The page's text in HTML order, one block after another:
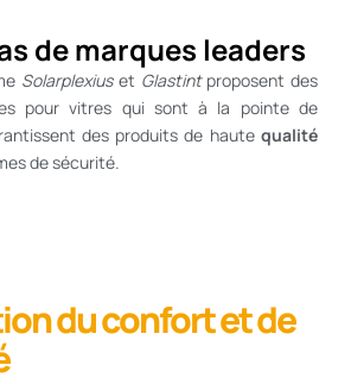
de marques leaders
Solarplexiuset Glastintproposent des
pour vitres qui sont à la pointe de
des produits de haute qualité
de sécurité.
du confort et de